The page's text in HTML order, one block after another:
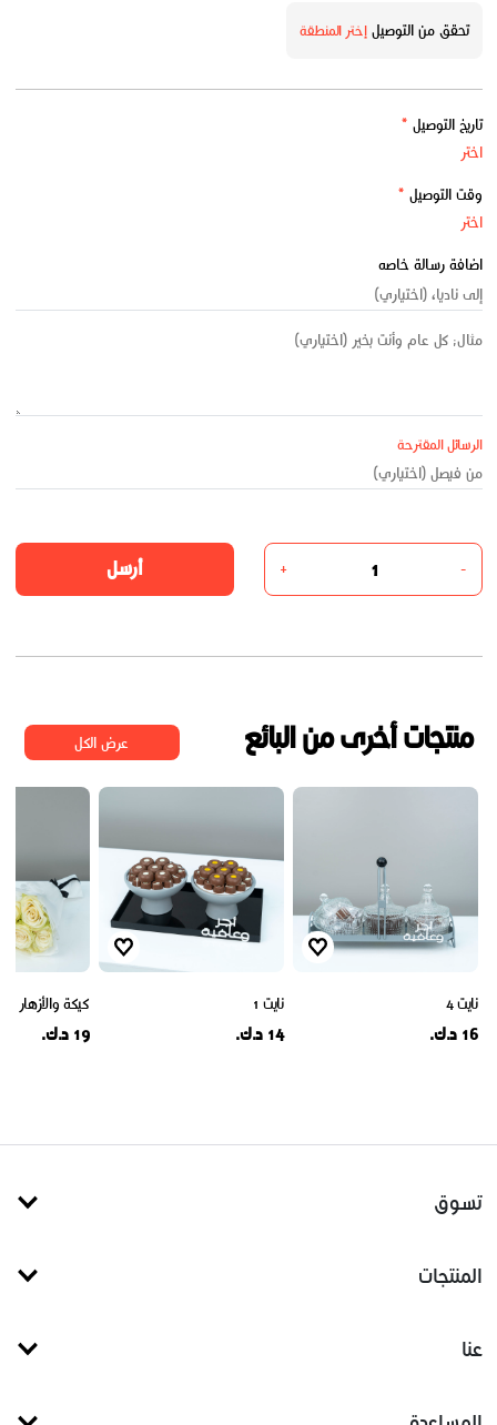
تحقق من التوصيلإختر المنطقة
تاريخ التوصيل *
وقت التوصيل *
اضافة رسالة خاصه
الرسائل المقترحة
-
+ أرسل
منتجات أخرى من البائع عرض الكل
نايت 4
16 د.ك.
نايت 1
14 د.ك.
كيكة والأزهار 4593
19 د.ك.
تسوق
المنتجات
عنا